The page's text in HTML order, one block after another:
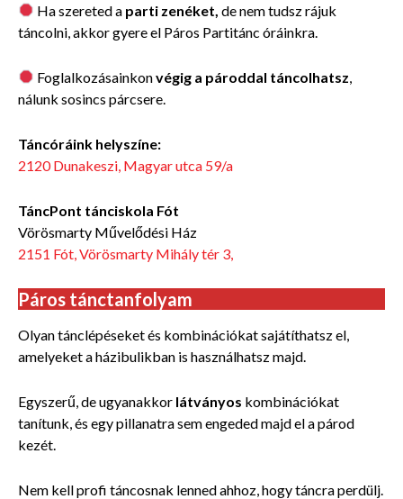
Ha szereted a parti zenéket, de nem tudsz rájuk
táncolni, akkor gyere el Páros Partitánc óráinkra.
Foglalkozásainkonvégig a pároddal táncolhatsz,
nálunk sosincs párcsere.
Táncóráink helyszíne:
2120 Dunakeszi, Magyar utca 59/a
TáncPont tánciskola Fót
Vörösmarty Művelődési Ház
2151 Fót, Vörösmarty Mihály tér 3,
Páros tánctanfolyam
Olyan tánclépéseket és kombinációkat sajátíthatsz el,
amelyeket a házibulikban is használhatsz majd.
Egyszerű, de ugyanakkor látványos kombinációkat
tanítunk, és egy pillanatra sem engeded majd el a párod
kezét.
Nem kell profi táncosnak lenned ahhoz, hogy táncra perdülj.